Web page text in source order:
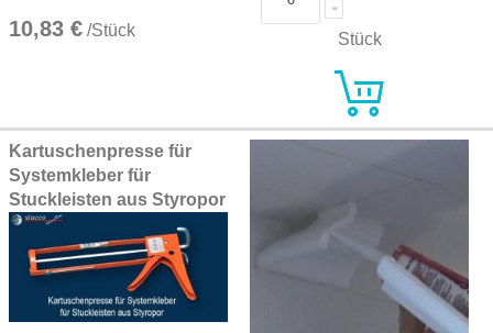
10,83 € /Stück Stück
Kartuschenpresse für
Systemkleber für
Stuckleisten aus Styropor